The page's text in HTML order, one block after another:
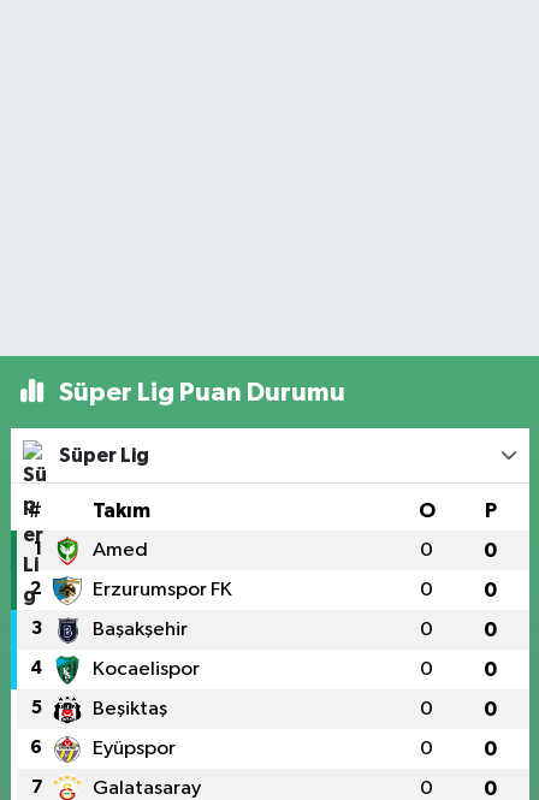
Süper Lig Puan Durumu
Süper Lig
# Takım O P
1 Amed 0 0
2 Erzurumspor FK 0 0
3 Başakşehir 0 0
4 Kocaelispor 0 0
5 Beşiktaş 0 0
6 Eyüpspor 0 0
7 Galatasaray 0 0